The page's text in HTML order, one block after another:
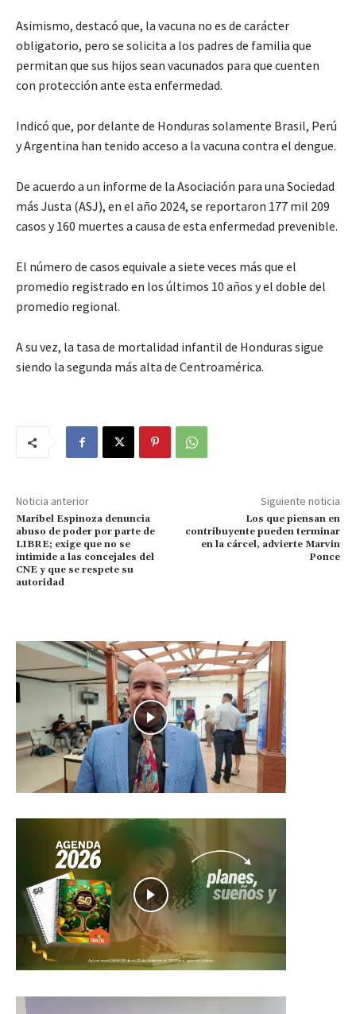
Asimismo, destacó que, la vacuna no es de carácter
obligatorio, pero se solicita a los padres de familia que
permitan que sus hijos sean vacunados para que cuenten
con protección ante esta enfermedad.
Indicó que, por delante de Honduras solamente Brasil, Perú
y Argentina han tenido acceso a la vacuna contra el dengue.
De acuerdo a un informe de la Asociación para una Sociedad
más Justa (ASJ), en el año 2024, se reportaron 177 mil 209
casos y 160 muertes a causa de esta enfermedad prevenible.
El número de casos equivale a siete veces más que el
promedio registrado en los últimos 10 años y el doble del
promedio regional.
A su vez, la tasa de mortalidad infantil de Honduras sigue
siendo la segunda más alta de Centroamérica.
Noticia anterior
Maribel Espinoza denuncia
abuso de poder por parte de
LIBRE; exige que no se
intimide a las concejales del
CNE y que se respete su
autoridad
Siguiente noticia
Los que piensan en
contribuyente pueden terminar
en la cárcel, advierte Marvin
Ponce